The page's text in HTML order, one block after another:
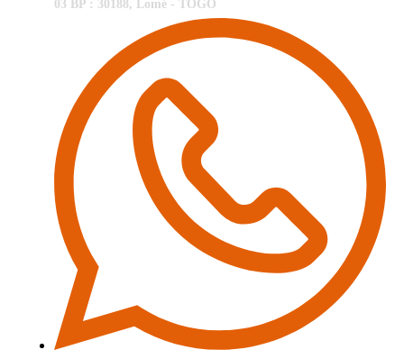
03 BP : 30188, Lomé - TOGO